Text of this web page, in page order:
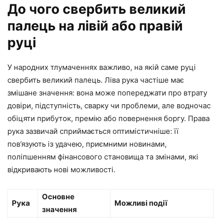
До чого свербить великий
палець на лівій або правій
руці
У народних тлумаченнях важливо, на якій саме руці
свербить великий палець. Ліва рука частіше має
змішане значення: вона може попереджати про втрату
довіри, підступність, сварку чи проблеми, але водночас
обіцяти прибуток, премію або повернення боргу. Права
рука зазвичай сприймається оптимістичніше: її
пов’язують із удачею, приємними новинами,
поліпшенням фінансового становища та змінами, які
відкривають нові можливості.
Рука
Основне
значення
Можливі події